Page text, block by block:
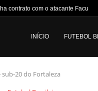
contrato com o atacante Facundo
INÍCIO FUTEBOL
20 do Fortaleza